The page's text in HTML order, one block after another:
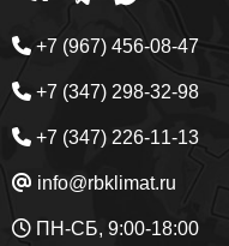
+7 (967) 456-08-47
+7 (347) 298-32-98
+7 (347) 226-11-13
info@rbklimat.ru
ПН-СБ, 9:00-18:00